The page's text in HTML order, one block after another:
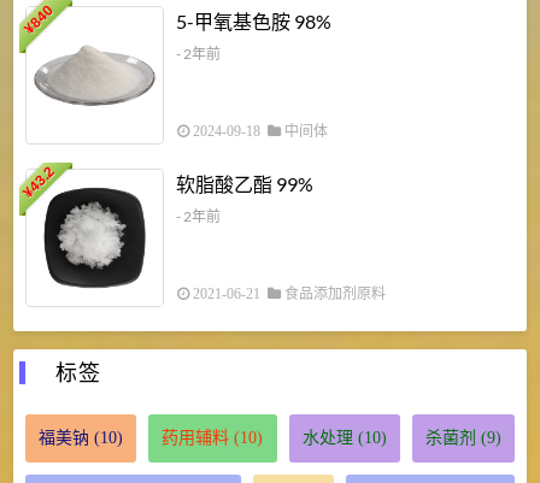
¥
840 5-甲氧基色胺 98%
- 2年前
2024-09-18 中间体
¥
43.2 软脂酸乙酯 99%
- 2年前
2021-06-21 食品添加剂原料
标签
福美钠 (10) 药用辅料 (10) 水处理 (10) 杀菌剂 (9)